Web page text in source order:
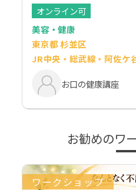
オンライン可
美容・健康
東京都 杉並区
JR中央・総武線・阿佐ケ
お口の健康講座
お勧めのワ
ワークショップ